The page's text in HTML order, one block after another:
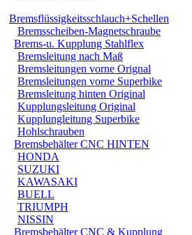
Bremsflüssigkeitsschlauch+Schellen
Bremsscheiben-Magnetschraube
Brems-u. Kupplung Stahlflex
Bremsleitung nach Maß
Bremsleitungen vorne Orignal
Bremsleitungen vorne Superbike
Bremsleitung hinten Original
Kupplungsleitung Original
Kupplungleitung Superbike
Hohlschrauben
Bremsbehälter CNC HINTEN
HONDA
SUZUKI
KAWASAKI
BUELL
TRIUMPH
NISSIN
Bremsbehälter CNC & Kupplung